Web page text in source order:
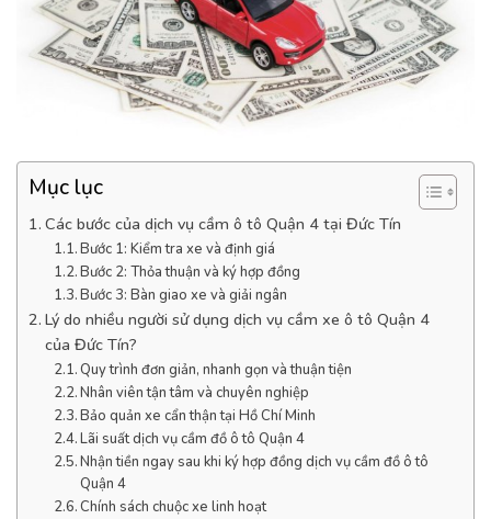
Mục lục
Các bước của dịch vụ cầm ô tô Quận 4 tại Đức Tín
Bước 1: Kiểm tra xe và định giá
Bước 2: Thỏa thuận và ký hợp đồng
Bước 3: Bàn giao xe và giải ngân
Lý do nhiều người sử dụng dịch vụ cầm xe ô tô Quận 4
của Đức Tín?
Quy trình đơn giản, nhanh gọn và thuận tiện
Nhân viên tận tâm và chuyên nghiệp
Bảo quản xe cẩn thận tại Hồ Chí Minh
Lãi suất dịch vụ cầm đồ ô tô Quận 4
Nhận tiền ngay sau khi ký hợp đồng dịch vụ cầm đồ ô tô
Quận 4
Chính sách chuộc xe linh hoạt